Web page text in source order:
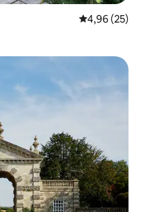
Évaluation
4,96 (25)